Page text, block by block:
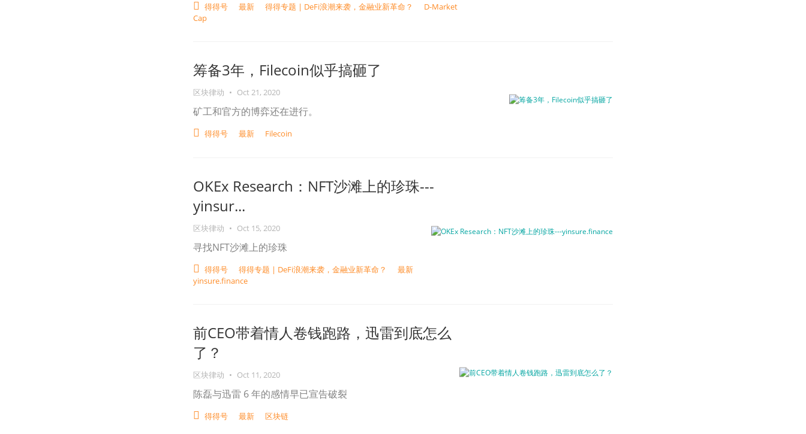
得得号 最新 得得专题 | DeFi浪潮来袭，金融业新革命？
D-Market
Cap
筹备3年，Filecoin似乎搞砸了
区块律动 • Oct 21, 2020
矿工和官方的博弈还在进行。
得得号 最新 Filecoin
OKEx Research：NFT沙滩上的珍珠---
yinsur...
区块律动 • Oct 15, 2020
寻找NFT沙滩上的珍珠
得得号 得得专题 | DeFi浪潮来袭，金融业新革命？
最新
yinsure.finance
前CEO带着情人卷钱跑路，迅雷到底怎么
了？
区块律动 • Oct 11, 2020
陈磊与迅雷 6 年的感情早已宣告破裂
得得号 最新 区块链